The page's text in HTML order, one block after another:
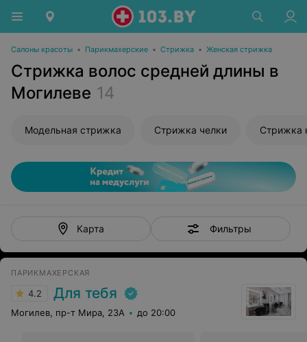
Салоны красоты • Парикмахерские • Стрижка • Женская стрижка
Стрижка волос средней длины в
Могилеве 14
Модельная стрижка Стрижка челки Стрижка
Карта Фильтры
ПАРИКМАХЕРСКАЯ
4.2 Для тебя
Могилев, пр-т Мира, 23А до 20:00